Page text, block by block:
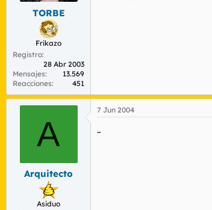
TORBE
Frikazo
Registro
28 Abr 2003
Mensajes
13.569
Reacciones
451
A
Arquitecto
Asiduo
7 Jun 2004
..